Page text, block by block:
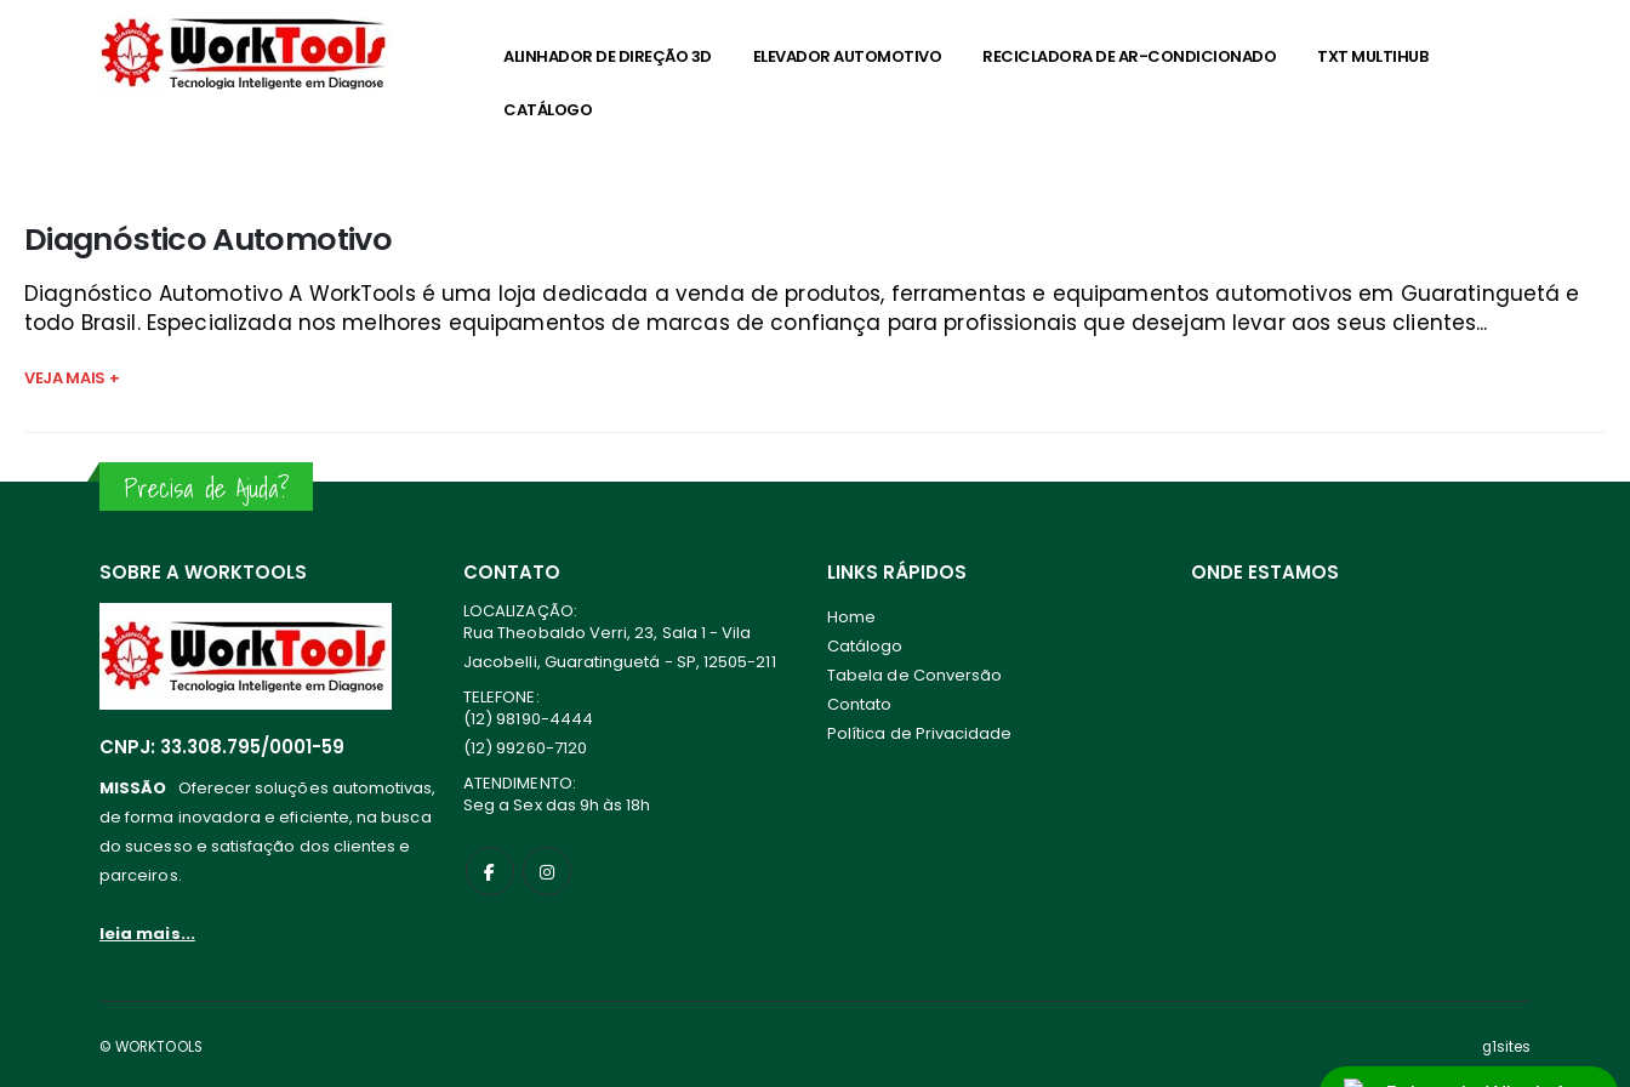
ALINHADOR DE DIREÇÃO 3D ELEVADOR AUTOMOTIVO RECICLADORA DE AR-CONDICIONADO TXT MULTIHUB
CATÁLOGO
Diagnóstico Automotivo
Diagnóstico Automotivo A WorkTools é uma loja dedicada a venda de produtos, ferramentas e equipamentos automotivos em Guaratinguetá e
todo Brasil. Especializada nos melhores equipamentos de marcas de confiança para profissionais que desejam levar aos seus clientes...
VEJA MAIS +
Precisa de Ajuda?
SOBRE A WORKTOOLS
CNPJ: 33.308.795/0001-59
MISSÃO Oferecer soluções automotivas,
de forma inovadora e eficiente, na busca
do sucesso e satisfação dos clientes e
parceiros.
leia mais...
CONTATO
LOCALIZAÇÃO:
Rua Theobaldo Verri, 23, Sala 1 - Vila
Jacobelli, Guaratinguetá - SP, 12505-211
TELEFONE:
(12) 98190-4444
(12) 99260-7120
ATENDIMENTO:
Seg a Sex das 9h às 18h
LINKS RÁPIDOS
Home
Catálogo
Tabela de Conversão
Contato
Política de Privacidade
ONDE ESTAMOS
© WORKTOOLS g1sites